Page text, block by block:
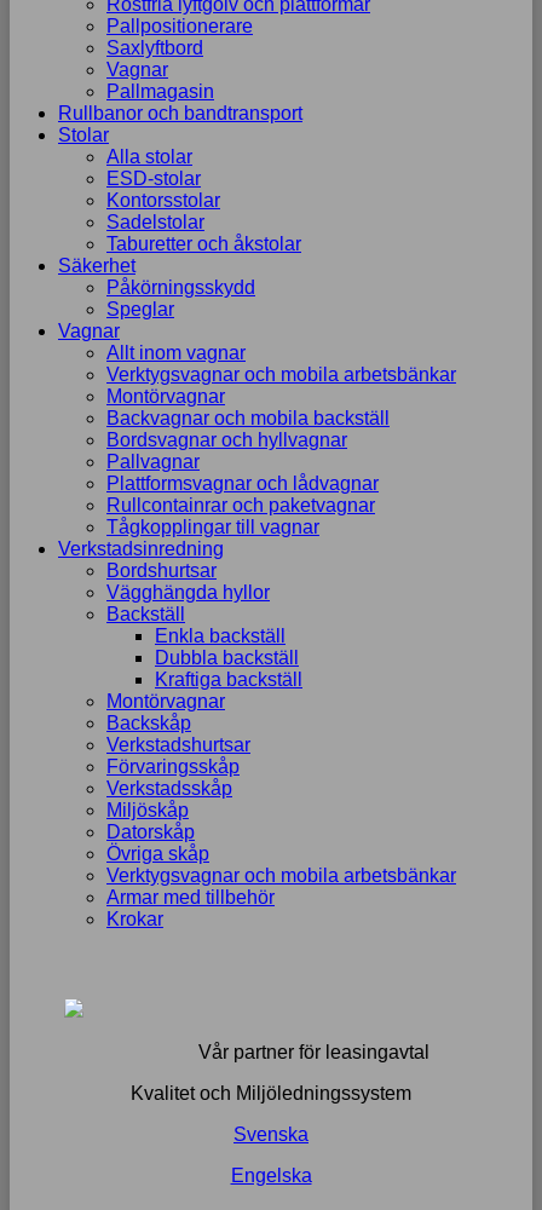
Rostfria lyftgolv och plattformar
Pallpositionerare
Saxlyftbord
Vagnar
Pallmagasin
Rullbanor och bandtransport
Stolar
Alla stolar
ESD-stolar
Kontorsstolar
Sadelstolar
Taburetter och åkstolar
Säkerhet
Påkörningsskydd
Speglar
Vagnar
Allt inom vagnar
Verktygsvagnar och mobila arbetsbänkar
Montörvagnar
Backvagnar och mobila backställ
Bordsvagnar och hyllvagnar
Pallvagnar
Plattformsvagnar och lådvagnar
Rullcontainrar och paketvagnar
Tågkopplingar till vagnar
Verkstadsinredning
Bordshurtsar
Vägghängda hyllor
Backställ
Enkla backställ
Dubbla backställ
Kraftiga backställ
Montörvagnar
Backskåp
Verkstadshurtsar
Förvaringsskåp
Verkstadsskåp
Miljöskåp
Datorskåp
Övriga skåp
Verktygsvagnar och mobila arbetsbänkar
Armar med tillbehör
Krokar
Vår partner för leasingavtal
Kvalitet och Miljöledningssystem
Svenska
Engelska